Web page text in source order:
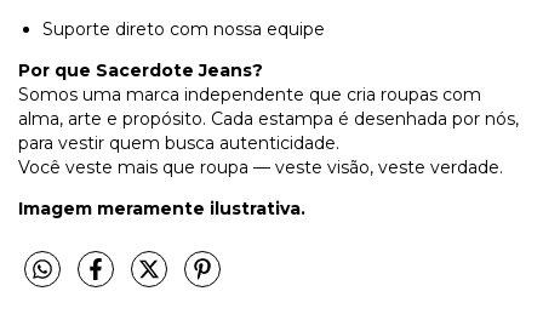
Suporte direto com nossa equipe
Por que Sacerdote Jeans?
Somos uma marca independente que cria roupas com
alma, arte e propósito. Cada estampa é desenhada por nós,
para vestir quem busca autenticidade.
Você veste mais que roupa — veste visão, veste verdade.
Imagem meramente ilustrativa.